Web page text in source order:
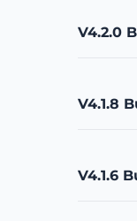
V4.2.0
V4.1.8
V4.1.6